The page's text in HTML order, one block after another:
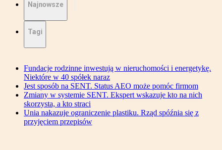
Najnowsze
Tagi
Fundacje rodzinne inwestują w nieruchomości i energetykę.
Niektóre w 40 spółek naraz
Jest sposób na SENT. Status AEO może pomóc firmom
Zmiany w systemie SENT. Ekspert wskazuje kto na nich
skorzysta, a kto straci
Unia nakazuje ograniczenie plastiku. Rząd spóźnia się z
przyjęciem przepisów